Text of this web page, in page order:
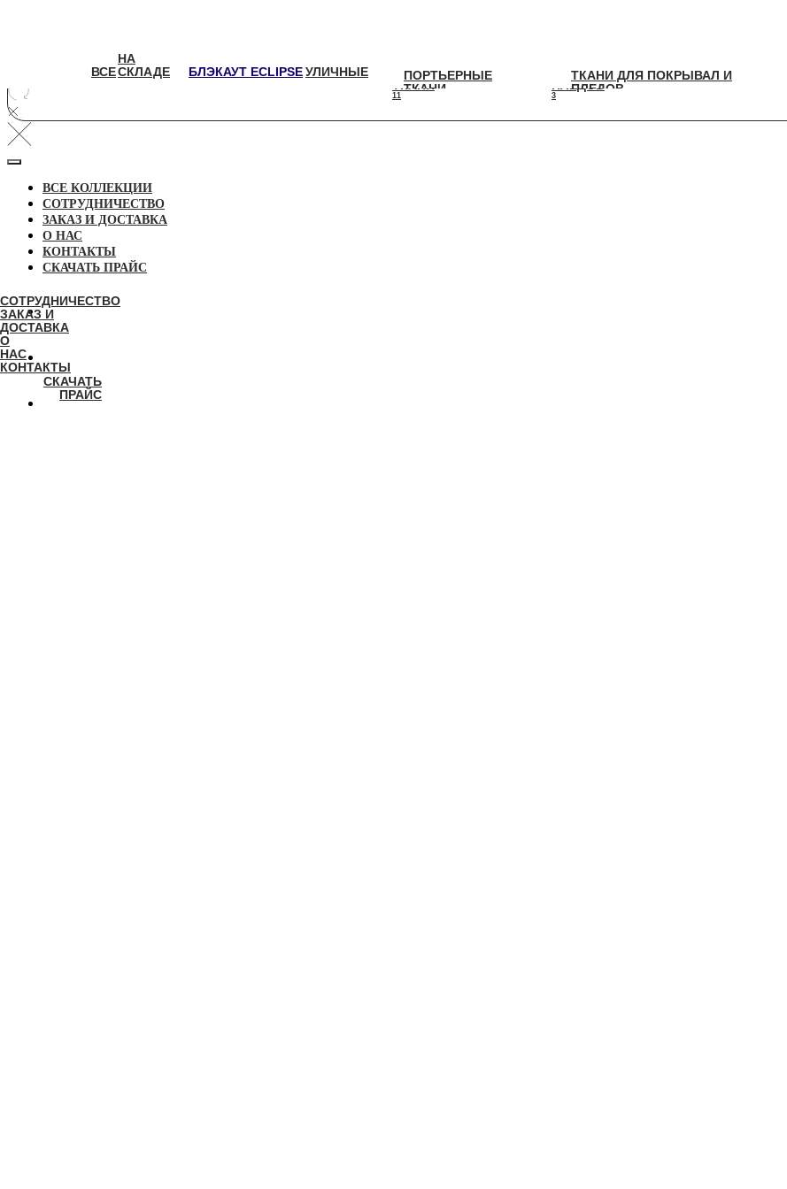
СОТРУДНИЧЕСТВО
ЗАКАЗ И
ДОСТАВКА
О
НАС
КОНТАКТЫ
СКАЧАТЬ
ПРАЙС
ВСЕСКЛАДЕ
БЛЭКАУТ
ECLIPSE
ПОРТЬЕРНЫЕ
ТКАНИ
11
ТКАНИ ДЛЯ ПОКРЫВАЛ И
ПЛЕДОВ
3
УЛИЧНЫЕ
ВСЕ
НА
СКЛАДЕ
БЛЭКАУТ ECLIPSE
ПОРТЬЕРНЫЕ
ТКАНИ
ТКАНИ ДЛЯ ПОКРЫВАЛ И
ПЛЕДОВ
УЛИЧНЫЕ
ВСЕ КОЛЛЕКЦИИ
СОТРУДНИЧЕСТВО
ЗАКАЗ И ДОСТАВКА
О НАС
КОНТАКТЫ
СКАЧАТЬ ПРАЙС